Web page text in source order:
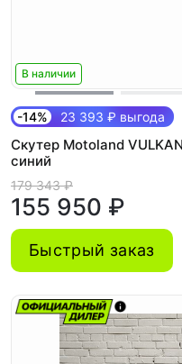
В наличии
-14% 23 393 ₽ выгода
Скутер Motoland
синий
179 343 ₽
155 950 ₽
Быстрый заказ